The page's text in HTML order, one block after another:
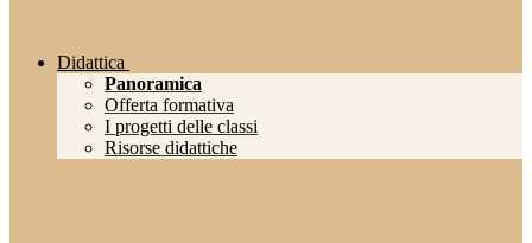
Didattica
Panoramica
Offerta formativa
I progetti delle classi
Risorse didattiche